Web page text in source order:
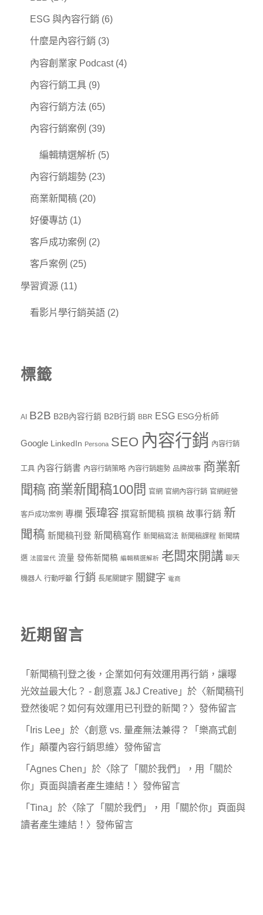
ESG 與內容行銷 (6)
什麼是內容行銷 (3)
內容創業家 Podcast(4)
內容行銷工具 (9)
內容行銷方法 (65)
內容行銷案例 (39)
編輯精選解析 (5)
內容行銷趨勢 (23)
商業新聞稿 (20)
好優專訪 (1)
客戶成功案例 (2)
客戶案例 (25)
學習資源 (11)
看影片學行銷英語 (2)
標籤
AI B2B B2B內容行銷 B2B行銷 BBR ESG ESG分析師
Google LinkedIn Persona SEO 內容行銷 內容行銷
工具 內容行銷書 內容行銷策略 內容行銷趨勢 品牌故事 商業新
聞稿 商業新聞稿100問 官網 官網內容行銷 官網經營
客戶成功案例 專欄 張瑋容 撰寫新聞稿 撰稿 故事行銷 新
聞稿 新聞稿刊登 新聞稿寫作 新聞稿寫法 新聞稿課程 新聞精
選 法國當代 流量 發佈新聞稿 編輯精選解析 老闆來開講 聊天
機器人 行動呼籲 行銷 長尾關鍵字 關鍵字 電商
近期留言
「 新聞稿刊登之後，企業如何有效運用再行銷，讓曝
光效益最大化？ - 創意嘉 J&J Creative 」於〈新聞稿刊
登然後呢？如何有效運用已刊登的新聞？ 〉發佈留言
「 Iris Lee 」於〈創意 vs. 量產無法兼得？「樂高式創
作」顛覆內容行銷思維〉發佈留言
「 Agnes Chen 」於〈 除了「關於我們」，用「關於
你」頁面與讀者產生連結！ 〉發佈留言
「 Tina 」於〈 除了「關於我們」，用「關於你」頁面與
讀者產生連結！ 〉發佈留言